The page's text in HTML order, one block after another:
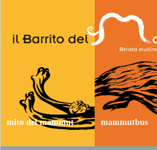
mito del mammut mammutbus